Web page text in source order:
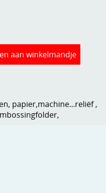
papier,machine...reliëf ,